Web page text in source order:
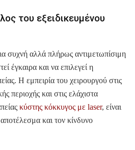
του εξειδικευμένου
συχνή αλλά πλήρως αντιμετωπίσιμη
έγκαιρα και να επιλεγεί η
Η εμπειρία του χειρουργού στις
περιοχής και στις ελάχιστα
κύστης κόκκυγος με laser, είναι
και τον κίνδυνο